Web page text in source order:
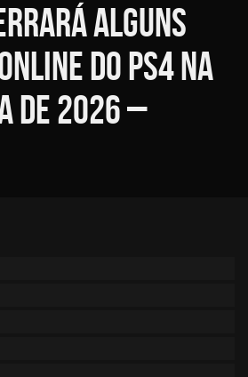
alguns
do PS4 na
de 2026 –